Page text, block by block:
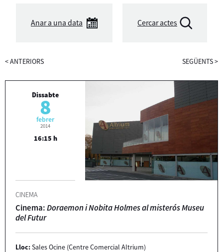
Anar a una data Cercar actes
<ANTERIORS SEGÜENTS>
Dissabte
8
febrer
2014
16:15 h
CINEMA
Cinema:Doraemon i Nobita Holmes al misterós Museu
del Futur
Lloc:Sales Ocine (Centre Comercial Altrium)